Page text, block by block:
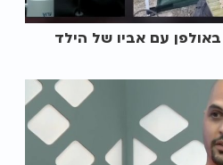
עם אביו של הילד